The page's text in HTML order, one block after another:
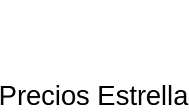
Precios Estrella